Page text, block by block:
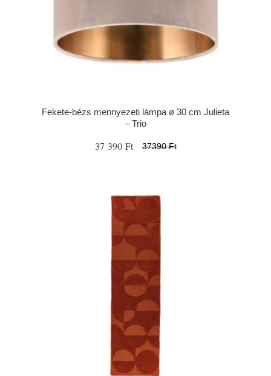
Fekete-bézs mennyezeti lámpa ø 30 cm Julieta
– Trio
37 390 Ft 37390 Ft